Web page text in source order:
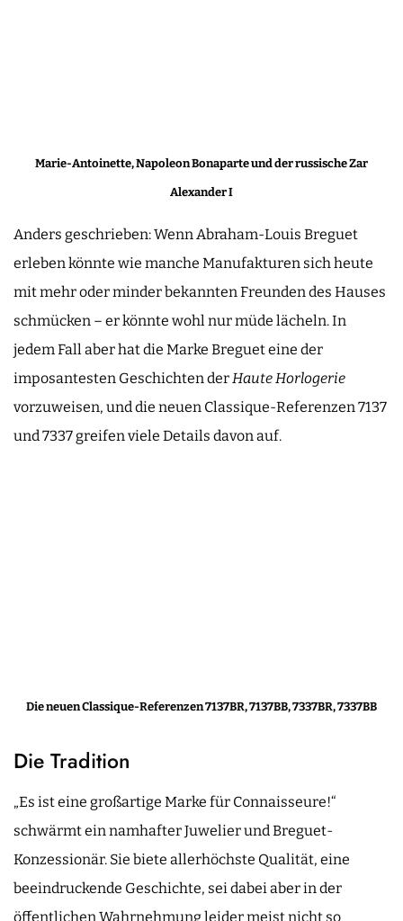
Marie-Antoinette, Napoleon Bonaparte und der russische Zar
Alexander I
Anders geschrieben: Wenn Abraham-Louis Breguet
erleben könnte wie manche Manufakturen sich heute
mit mehr oder minder bekannten Freunden des Hauses
schmücken – er könnte wohl nur müde lächeln. In
jedem Fall aber hat die Marke Breguet eine der
imposantesten Geschichten derHaute Horlogerie
vorzuweisen, und die neuen Classique-Referenzen 7137
und 7337 greifen viele Details davon auf.
Die neuen Classique-Referenzen 7137BR, 7137BB, 7337BR, 7337BB
Die Tradition
„Es ist eine großartige Marke für Connaisseure!“
schwärmt ein namhafter Juwelier und Breguet-
Konzessionär. Sie biete allerhöchste Qualität, eine
beeindruckende Geschichte, sei dabei aber in der
öffentlichen Wahrnehmung leider meist nicht so